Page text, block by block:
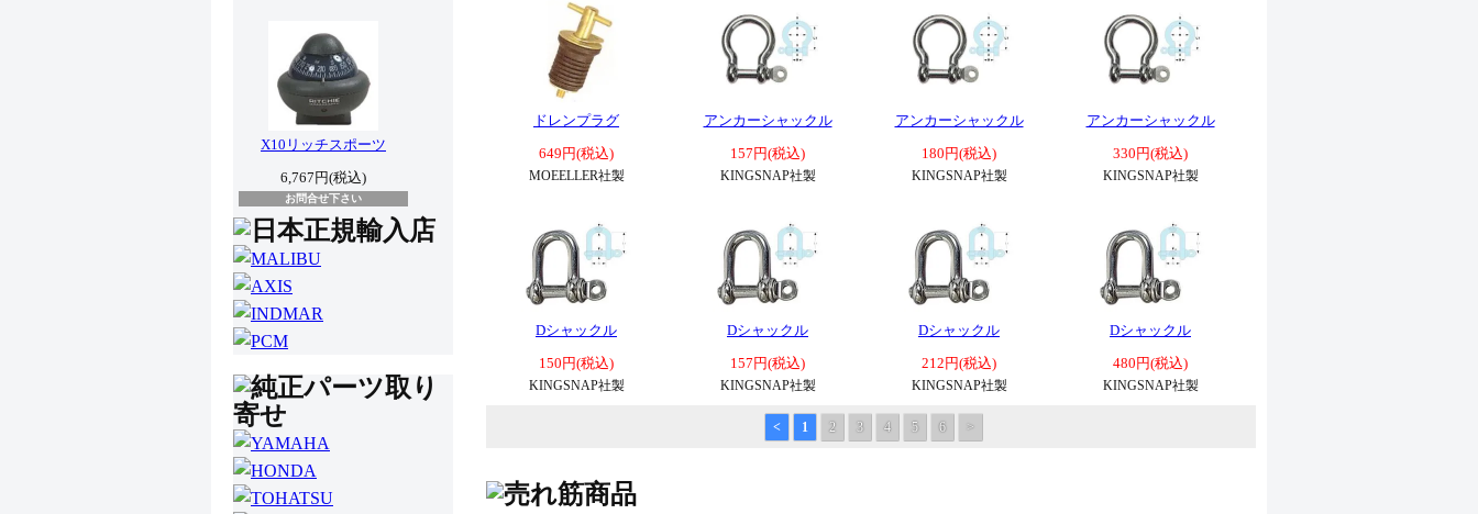
ドレンプラグ
649円(税込)
MOEELLER社製
アンカーシャックル
157円(税込)
KINGSNAP社製
アンカーシャックル
180円(税込)
KINGSNAP社製
アンカーシャックル
330円(税込)
KINGSNAP社製
Dシャックル
150円(税込)
KINGSNAP社製
Dシャックル
157円(税込)
KINGSNAP社製
Dシャックル
212円(税込)
KINGSNAP社製
Dシャックル
480円(税込)
KINGSNAP社製
< 1 2 3 4 5 6 >
X10リッチスポーツ
6,767円(税込)
お問合せ下さい